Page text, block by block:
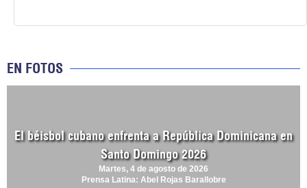
EN FOTOS
El béisbol cubano enfrenta a República Dominicana en
Santo Domingo 2026
Martes, 4 de agosto de 2026
Prensa Latina: Abel Rojas Barallobre